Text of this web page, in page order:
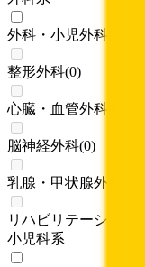
外科・小児外科
整形外科(0)
心臓・血管外科
脳神経外科(0)
乳腺・甲状腺外科
リハビリテーション科
小児科系